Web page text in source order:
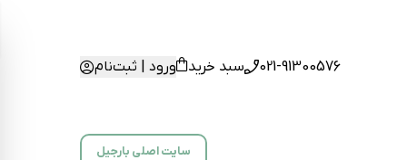
021-91300576 سبد خرید ورود | ثبت‌نام
سایت اصلی بارجیل